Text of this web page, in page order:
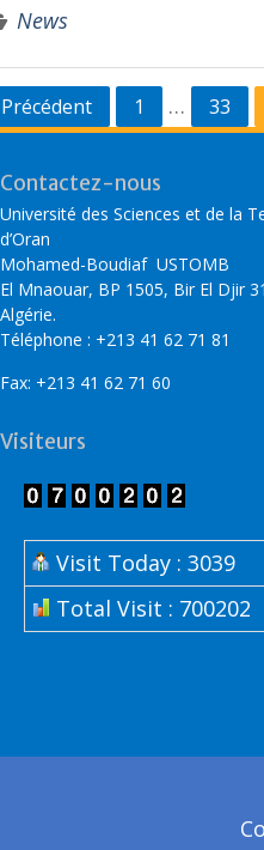
News
Précédent 1 … 33
Contactez-nous
Université des Sciences et de la
d’Oran
Mohamed-Boudiaf USTOMB
El Mnaouar, BP 1505, Bir El Djir
Algérie.
Téléphone : +213 41 62 71 81
Fax: +213 41 62 71 60
Visiteurs
Visit Today : 3039
Total Visit : 700202